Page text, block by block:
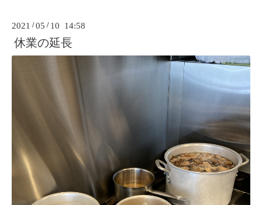
2021 /05 / 10 14:58
休業の延長